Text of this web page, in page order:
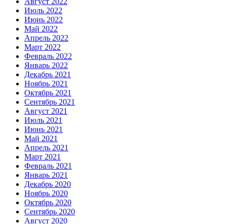
Июль 2022
Июнь 2022
Май 2022
Апрель 2022
Март 2022
Февраль 2022
Январь 2022
Декабрь 2021
Ноябрь 2021
Октябрь 2021
Сентябрь 2021
Август 2021
Июль 2021
Июнь 2021
Май 2021
Апрель 2021
Март 2021
Февраль 2021
Январь 2021
Декабрь 2020
Ноябрь 2020
Октябрь 2020
Сентябрь 2020
Август 2020